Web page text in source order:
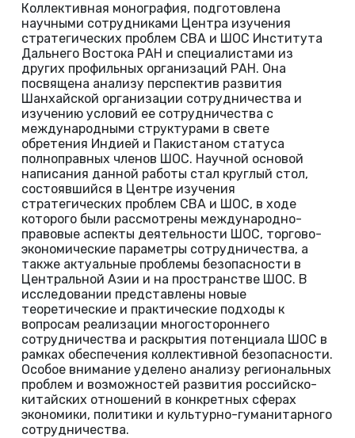
Коллективная монография, подготовлена
научными сотрудниками Центра изучения
стратегических проблем СВА и ШОС Института
Дальнего Востока РАН и специалистами из
других профильных организаций РАН. Она
посвящена анализу перспектив развития
Шанхайской организации сотрудничества и
изучению условий ее сотрудничества с
международными структурами в свете
обретения Индией и Пакистаном статуса
полноправных членов ШОС. Научной основой
написания данной работы стал круглый стол,
состоявшийся в Центре изучения
стратегических проблем СВА и ШОС, в ходе
которого были рассмотрены международно-
правовые аспекты деятельности ШОС, торгово-
экономические параметры сотрудничества, а
также актуальные проблемы безопасности в
Центральной Азии и на пространстве ШОС. В
исследовании представлены новые
теоретические и практические подходы к
вопросам реализации многостороннего
сотрудничества и раскрытия потенциала ШОС в
рамках обеспечения коллективной безопасности.
Особое внимание уделено анализу региональных
проблем и возможностей развития российско-
китайских отношений в конкретных сферах
экономики, политики и культурно-гуманитарного
сотрудничества.